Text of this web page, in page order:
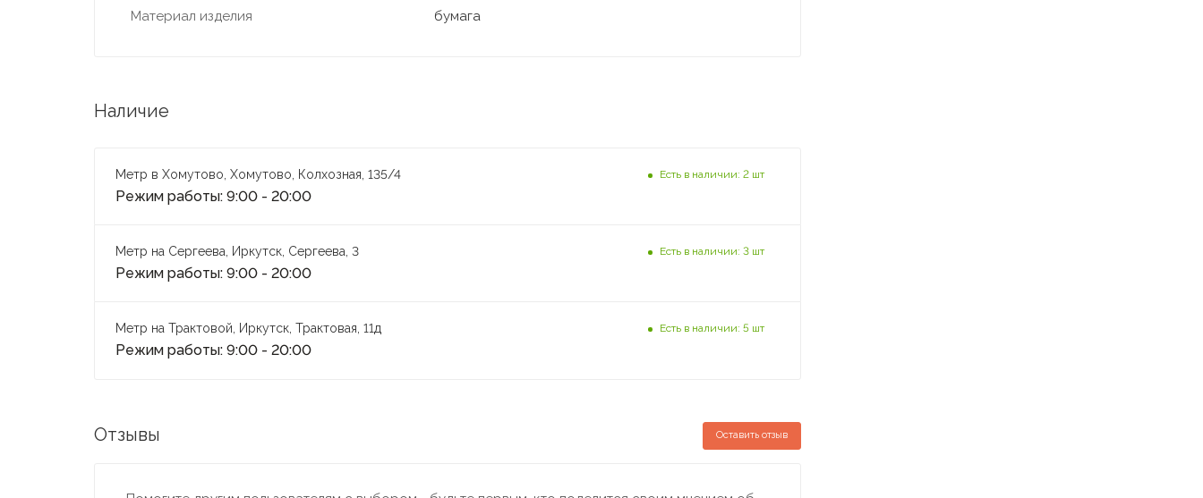
Материал изделия
бумага
Наличие
Метр в Хомутово, Хомутово, Колхозная, 135/4
Режим работы: 9:00 - 20:00
Есть в наличии: 2 шт
Метр на Сергеева, Иркутск, Сергеева, 3
Режим работы: 9:00 - 20:00
Есть в наличии: 3 шт
Метр на Трактовой, Иркутск, Трактовая, 11д
Режим работы: 9:00 - 20:00
Есть в наличии: 5 шт
Отзывы Оставить отзыв